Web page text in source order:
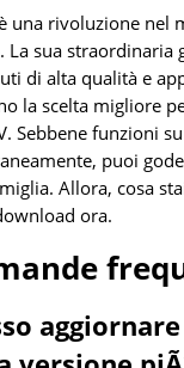
una rivoluzione nel
sua straordinaria
di alta qualità e
la scelta migliore
Sebbene funzioni
puoi
Allora, cosa
ora.